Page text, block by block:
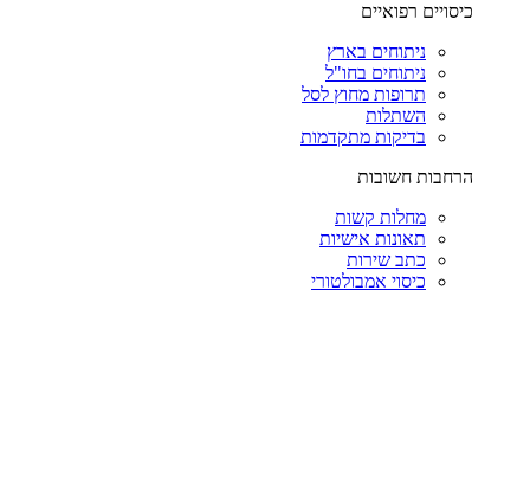
כיסויים רפואיים
ניתוחים בארץ
ניתוחים בחו"ל
תרופות מחוץ לסל
השתלות
בדיקות מתקדמות
הרחבות חשובות
מחלות קשות
תאונות אישיות
כתב שירות
כיסוי אמבולטורי